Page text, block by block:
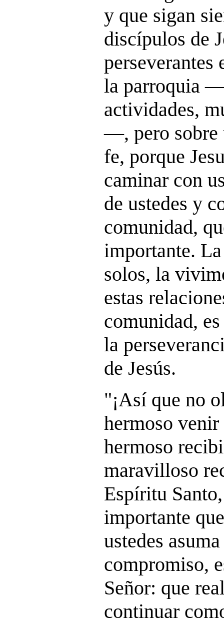
y que sigan
discípulos de
perseverantes
la parroquia
actividades,
—, pero sobre
fe, porque
caminar con
de ustedes y
comunidad,
importante.
solos, la
estas
comunidad,
la
de Jesús.
"¡Así que no
hermoso venir
hermoso
maravilloso
Espíritu
importante
ustedes
compromiso,
Señor: que
continuar